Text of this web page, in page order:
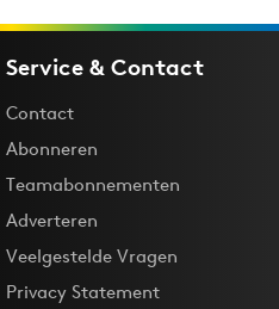
Service & Contact
Contact
Abonneren
Teamabonnementen
Adverteren
Veelgestelde Vragen
Privacy Statement